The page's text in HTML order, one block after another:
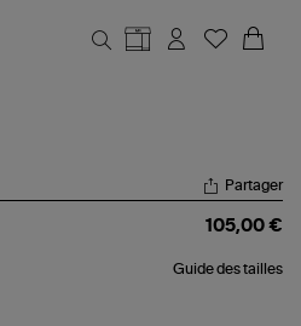
Partager
105,00 €
Guide des tailles